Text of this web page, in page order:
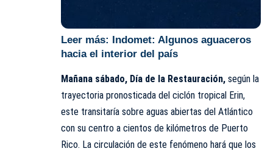
Leer más:
Indomet: Algunos aguaceros
hacia el interior del país
Mañana sábado, Día de la Restauración, según la
trayectoria pronosticada del ciclón tropical Erin,
este transitaría sobre aguas abiertas del Atlántico
con su centro a cientos de kilómetros de Puerto
Rico. La circulación de este fenómeno hará que los